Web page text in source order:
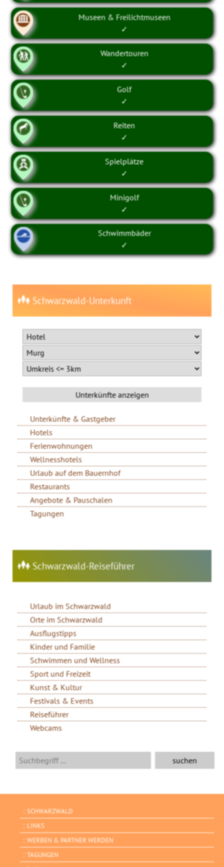
Museen & Freilichtmuseen
✓
Wandertouren
✓
Golf
✓
Reiten
✓
Spielplätze
✓
Minigolf
✓
Schwimmbäder
✓
Schwarzwald-Unterkunft
Unterkünfte & Gastgeber
Hotels
Ferienwohnungen
Wellnesshotels
Urlaub auf dem Bauernhof
Restaurants
Angebote & Pauschalen
Tagungen
Schwarzwald-Reiseführer
Urlaub im Schwarzwald
Orte im Schwarzwald
Ausflugstipps
Kinder und Familie
Schwimmen und Wellness
Sport und Freizeit
Kunst & Kultur
Festivals & Events
Reiseführer
Webcams
SCHWARZWALD
LINKS
WERBEN & PARTNER WERDEN
TAGUNGEN